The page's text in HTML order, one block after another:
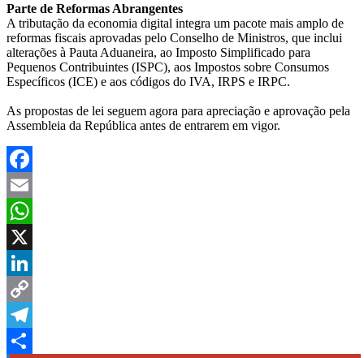
Parte de Reformas Abrangentes
A tributação da economia digital integra um pacote mais amplo de
reformas fiscais aprovadas pelo Conselho de Ministros, que inclui
alterações à Pauta Aduaneira, ao Imposto Simplificado para
Pequenos Contribuintes (ISPC), aos Impostos sobre Consumos
Específicos (ICE) e aos códigos do IVA, IRPS e IRPC.
As propostas de lei seguem agora para apreciação e aprovação pela
Assembleia da República antes de entrarem em vigor.
Facebook
Email
WhatsApp
X
LinkedIn
Copy
Link
Telegram